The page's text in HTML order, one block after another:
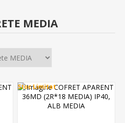
MEDIA
Stoc Limitat